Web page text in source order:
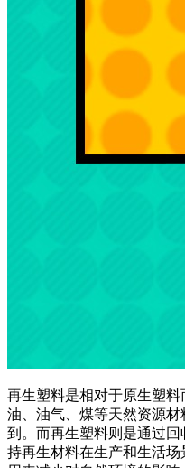
再生塑料是相对于原生塑
油、油气、煤等天然资源
到。而再生塑料则是通过
持再生材料在生产和生活